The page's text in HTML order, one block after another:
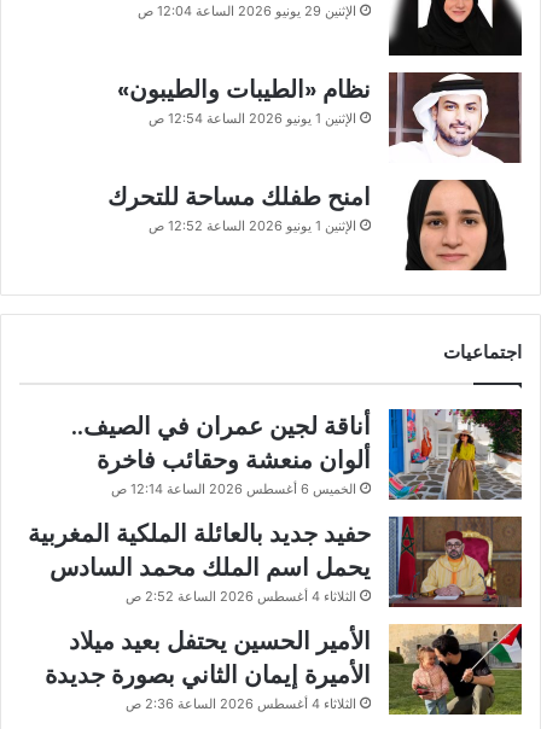
الإثنين 29 يونيو 2026 الساعة 12:04 ص
نظام «الطيبات والطيبون»
الإثنين 1 يونيو 2026 الساعة 12:54 ص
امنح طفلك مساحة للتحرك
الإثنين 1 يونيو 2026 الساعة 12:52 ص
اجتماعيات
أناقة لجين عمران في الصيف..
ألوان منعشة وحقائب فاخرة
الخميس 6 أغسطس 2026 الساعة 12:14 ص
حفيد جديد بالعائلة الملكية المغربية
يحمل اسم الملك محمد السادس
الثلاثاء 4 أغسطس 2026 الساعة 2:52 ص
الأمير الحسين يحتفل بعيد ميلاد
الأميرة إيمان الثاني بصورة جديدة
الثلاثاء 4 أغسطس 2026 الساعة 2:36 ص